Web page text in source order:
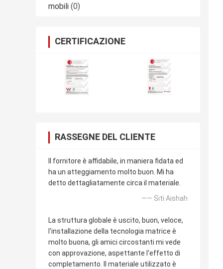
mobili (0)
CERTIFICAZIONE
RASSEGNE DEL CLIENTE
Il fornitore è affidabile, in maniera fidata ed
ha un atteggiamento molto buon. Mi ha
detto dettagliatamente circa il materiale.
—— Siti Aishah
La struttura globale è uscito, buon, veloce,
l'installazione della tecnologia matrice è
molto buona, gli amici circostanti mi vede
con approvazione, aspettante l'effetto di
completamento. Il materiale utilizzato è